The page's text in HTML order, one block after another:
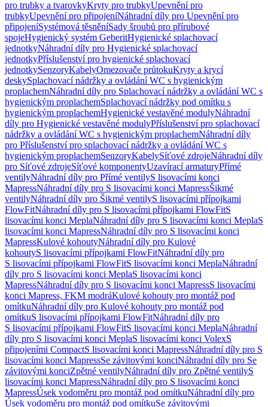
pro trubky a tvarovkyKryty pro trubkyUpevnění pro
trubkyUpevnění pro připojeníNáhradní díly pro Upevnění pro
připojeníSystémová těsněníSady šroubů pro přírubové
spojeHygienický systém GeberitHygienické splachovací
jednotkyNáhradní díly pro Hygienické splachovací
jednotkyPříslušenství pro hygienické splachovací
jednotkySenzoryKabelyOmezovače průtokuKryty a krycí
deskySplachovací nádržky a ovládání WC s hygienickým
proplachemNáhradní díly pro Splachovací nádržky a ovládání WC s
hygienickým proplachemSplachovací nádržky pod omítku s
hygienickým proplachemHygienické vestavěné modulyNáhradní
díly pro Hygienické vestavěné modulyPříslušenství pro splachovací
nádržky a ovládání WC s hygienickým proplachemNáhradní díly
pro Příslušenství pro splachovací nádržky a ovládání WC s
hygienickým proplachemSenzoryKabelySíťové zdrojeNáhradní díly
pro Síťové zdrojeSíťové komponentyUzavírací armaturyPřímé
ventilyNáhradní díly pro Přímé ventilyS lisovacími konci
MapressNáhradní díly pro S lisovacími konci MapressŠikmé
ventilyNáhradní díly pro Šikmé ventilyS lisovacími přípojkami
FlowFitNáhradní díly pro S lisovacími přípojkami FlowFitS
lisovacími konci MeplaNáhradní díly pro S lisovacími konci MeplaS
lisovacími konci MapressNáhradní díly pro S lisovacími konci
MapressKulové kohoutyNáhradní díly pro Kulové
kohoutyS lisovacími přípojkami FlowFitNáhradní díly pro
S lisovacími přípojkami FlowFitS lisovacími konci MeplaNáhradní
díly pro S lisovacími konci MeplaS lisovacími konci
MapressNáhradní díly pro S lisovacími konci MapressS lisovacími
konci Mapress, FKM modráKulové kohouty pro montáž pod
omítkuNáhradní díly pro Kulové kohouty pro montáž pod
omítkuS lisovacími přípojkami FlowFitNáhradní díly pro
S lisovacími přípojkami FlowFitS lisovacími konci MeplaNáhradní
díly pro S lisovacími konci MeplaS lisovacími konci VolexS
připojeními CompactS lisovacími konci MapressNáhradní díly pro S
lisovacími konci MapressSe závitovými konciNáhradní díly pro Se
závitovými konciZpětné ventilyNáhradní díly pro Zpětné ventilyS
lisovacími konci MapressNáhradní díly pro S lisovacími konci
MapressÚsek vodoměru pro montáž pod omítkuNáhradní díly pro
Úsek vodoměru pro montáž pod omítkuSe závitovými